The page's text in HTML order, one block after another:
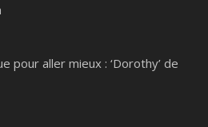
pour aller mieux : ‘Dorothy’ de